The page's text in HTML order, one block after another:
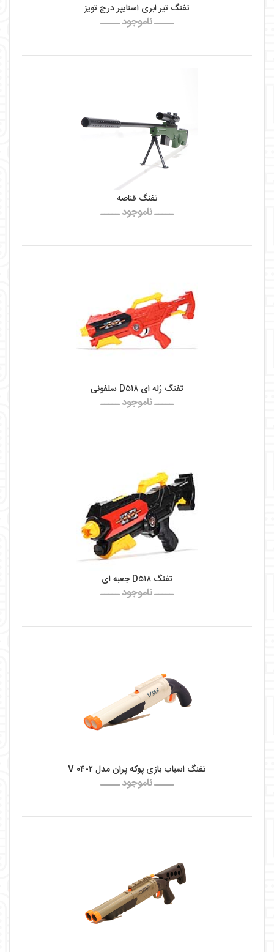
تفنگ تیر ابری اسنایپر درج تویز
ـــــ ناموجود ـــــ
تفنگ قناصه
ـــــ ناموجود ـــــ
تفنگ ژله ای D۵۱۸ سلفونی
ـــــ ناموجود ـــــ
تفنگ D۵۱۸ جعبه ای
ـــــ ناموجود ـــــ
تفنگ اسباب بازی پوکه پران مدل V ۰۴-۲
ـــــ ناموجود ـــــ